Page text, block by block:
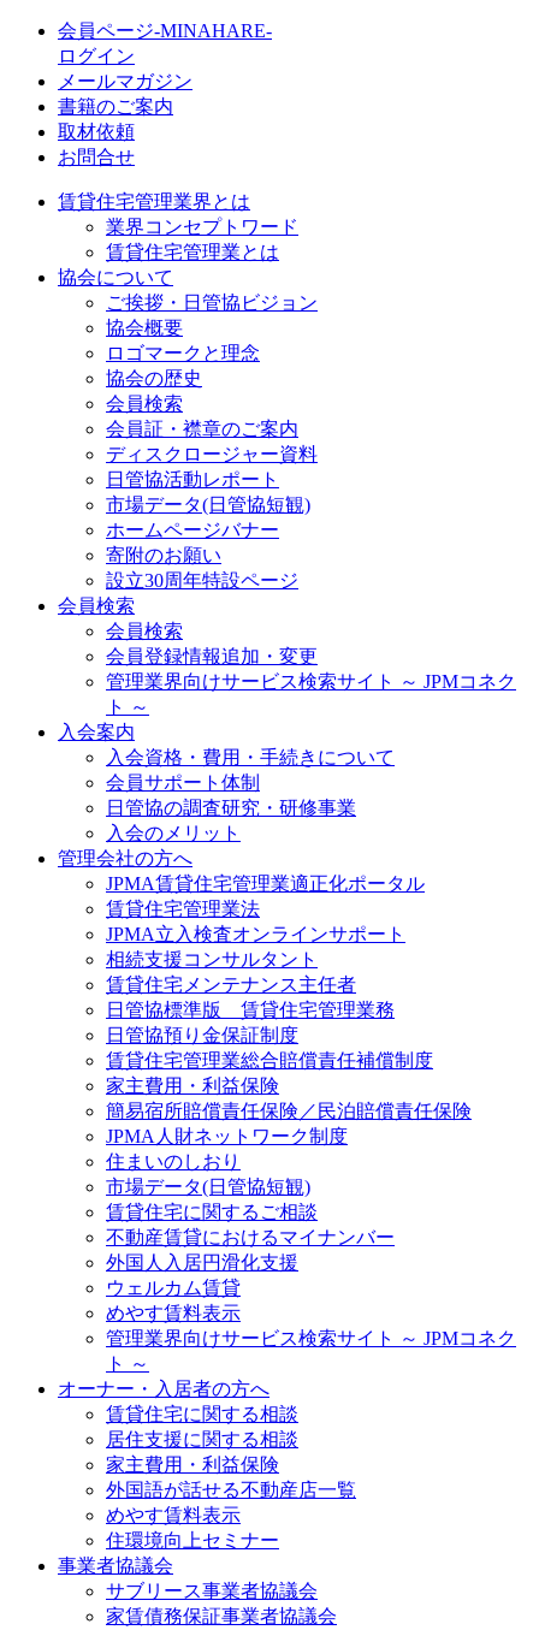
会員ページ-MINAHARE-
ログイン
メールマガジン
書籍のご案内
取材依頼
お問合せ
賃貸住宅管理業界とは
業界コンセプトワード
賃貸住宅管理業とは
協会について
ご挨拶・日管協ビジョン
協会概要
ロゴマークと理念
協会の歴史
会員検索
会員証・襟章のご案内
ディスクロージャー資料
日管協活動レポート
市場データ(日管協短観)
ホームページバナー
寄附のお願い
設立30周年特設ページ
会員検索
会員検索
会員登録情報追加・変更
管理業界向けサービス検索サイト ～ JPMコネク
ト ～
入会案内
入会資格・費用・手続きについて
会員サポート体制
日管協の調査研究・研修事業
入会のメリット
管理会社の方へ
JPMA賃貸住宅管理業適正化ポータル
賃貸住宅管理業法
JPMA立入検査オンラインサポート
相続支援コンサルタント
賃貸住宅メンテナンス主任者
日管協標準版 賃貸住宅管理業務
日管協預り金保証制度
賃貸住宅管理業総合賠償責任補償制度
家主費用・利益保険
簡易宿所賠償責任保険／民泊賠償責任保険
JPMA人財ネットワーク制度
住まいのしおり
市場データ(日管協短観)
賃貸住宅に関するご相談
不動産賃貸におけるマイナンバー
外国人入居円滑化支援
ウェルカム賃貸
めやす賃料表示
管理業界向けサービス検索サイト ～ JPMコネク
ト ～
オーナー・入居者の方へ
賃貸住宅に関する相談
居住支援に関する相談
家主費用・利益保険
外国語が話せる不動産店一覧
めやす賃料表示
住環境向上セミナー
事業者協議会
サブリース事業者協議会
家賃債務保証事業者協議会